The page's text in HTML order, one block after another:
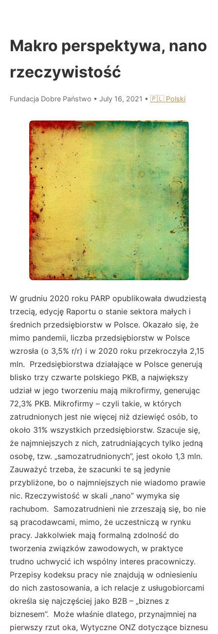
Makro perspektywa, nano
rzeczywistość
Fundacja Dobre Państwo • July 16, 2021 • 🇵🇱 Polski
W grudniu 2020 roku PARP opublikowała dwudziestą
trzecią, edycję Raportu o stanie sektora małych i
średnich przedsiębiorstw w Polsce. Okazało się, że
mimo pandemii, liczba przedsiębiorstw w Polsce
wzrosła (o 3,5% r/r) i w 2020 roku przekroczyła 2,15
mln. Przedsiębiorstwa działające w Polsce generują
blisko trzy czwarte polskiego PKB, a największy
udział w jego tworzeniu mają mikrofirmy, generując
72,3% PKB. Mikrofirmy – czyli takie, w których
zatrudnionych jest nie więcej niż dziewięć osób, to
około 31% wszystkich przedsiębiorstw. Szacuje się,
że najmniejszych z nich, zatrudniających tylko jedną
osobę, tzw. „samozatrudnionych”, jest około 1,3 mln.
Zauważyć trzeba, że szacunki te są jedynie
przybliżone, bo o najmniejszych nie wiadomo prawie
nic. Rzeczywistość w skali „nano” wymyka się
rachubom. Samozatrudnieni nie zrzeszają się, bo nie
są pracodawcami, mimo, że uczestniczą w rynku
pracy. Jakkolwiek mają formalną zdolność do
tworzenia związków zawodowych, w praktyce
trudno uchwycić ich wspólny interes pracowniczy.
Przepisy kodeksu pracy nie znajdują w odniesieniu
do nich zastosowania, a ich relacje z usługobiorcami
określa się najczęściej jako B2B – „biznes z
biznesem”. Może właśnie dlatego, przynajmniej na
pierwszy rzut oka, Wytyczne ONZ dotyczące biznesu